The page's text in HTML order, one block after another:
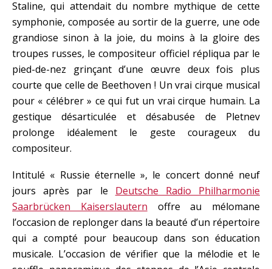
Staline, qui attendait du nombre mythique de cette
symphonie, composée au sortir de la guerre, une ode
grandiose sinon à la joie, du moins à la gloire des
troupes russes, le compositeur officiel répliqua par le
pied-de-nez grinçant d’une œuvre deux fois plus
courte que celle de Beethoven ! Un vrai cirque musical
pour « célébrer » ce qui fut un vrai cirque humain. La
gestique désarticulée et désabusée de Pletnev
prolonge idéalement le geste courageux du
compositeur.
Intitulé « Russie éternelle », le concert donné neuf
jours après par le Deutsche Radio Philharmonie
Saarbrücken Kaiserslautern offre au mélomane
l’occasion de replonger dans la beauté d’un répertoire
qui a compté pour beaucoup dans son éducation
musicale. L’occasion de vérifier que la mélodie et le